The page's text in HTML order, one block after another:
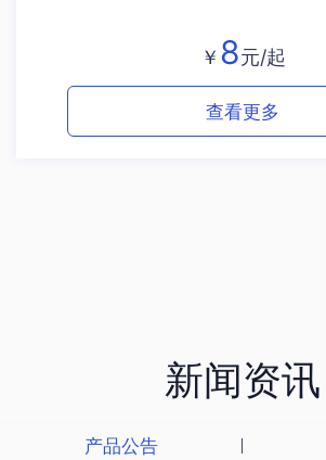
￥ 8元/起
查看更多
新闻资讯
产品公告